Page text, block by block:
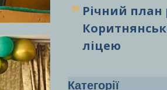
Річний план
ліцею
Категорії